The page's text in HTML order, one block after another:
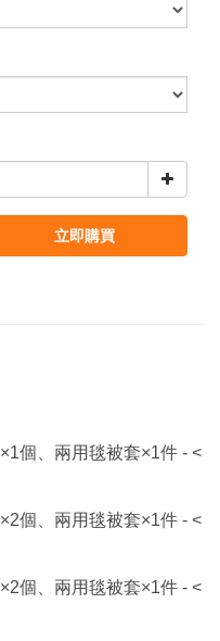
立即購買
×1個、兩用毯被套×1件 - <
×2個、兩用毯被套×1件 - <
×2個、兩用毯被套×1件 - <